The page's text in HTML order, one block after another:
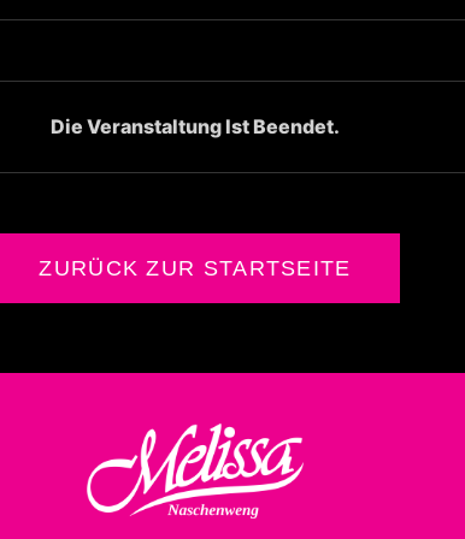
Die Veranstaltung Ist Beendet.
ZURÜCK ZUR STARTSEITE